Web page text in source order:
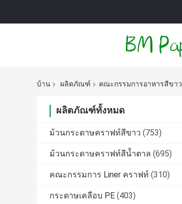
บ้าน ผลิตภัณฑ์ คณะกรรมการอาหารสีขาว
ผลิตภัณฑ์ทั้งหมด
ม้วนกระดาษคราฟท์สีขาว (753)
ม้วนกระดาษคราฟท์สีน้ำตาล (695)
คณะกรรมการ Liner คราฟท์ (310)
กระดาษเคลือบ PE (403)